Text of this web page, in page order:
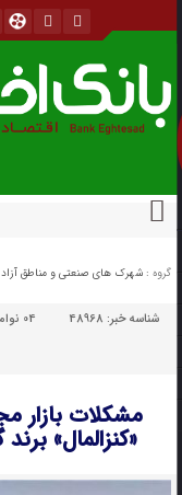
گروه : شهرک های صنعتی و مناطق آزاد
شناسه خبر:48968 04 نوامبر 2023 - 14:54
مشکلات بازار
«کنزالمال»